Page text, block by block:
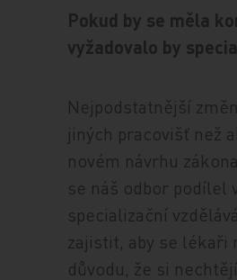
Pokud by se měla
vyžadovalo by
Nejpodstatnější
jiných pracovišť než
novém návrhu
se náš odbor podílel
specializační
zajistit, aby se lékaři
důvodu, že si